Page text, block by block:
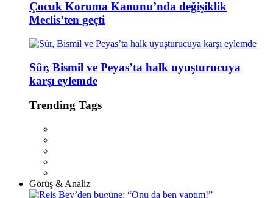
Çocuk Koruma Kanunu’nda değişiklik
Meclis’ten geçti
Sûr, Bismil ve Peyas’ta halk uyuşturucuya
karşı eylemde
Trending Tags
Görüş & Analiz